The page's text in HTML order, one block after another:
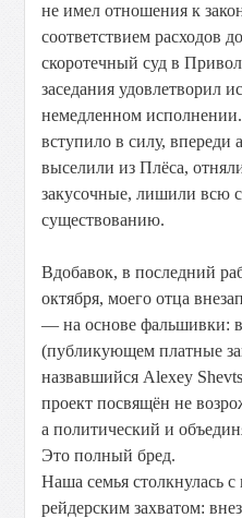
не имел отношения к
соответствием расходов
скоротечный суд в
заседания удовлетворил
немедленном
вступило в силу, впереди
выселили из Плёса,
закусочные, лишили всю
существованию.
Вдобавок, в последний
октября, моего отца
— на основе фальшивки:
(публикующем платные
назвавшийся Alexey
проект посвящён не
а политический и
Это полный бред.
Наша семья столкнулась
рейдерским захватом: